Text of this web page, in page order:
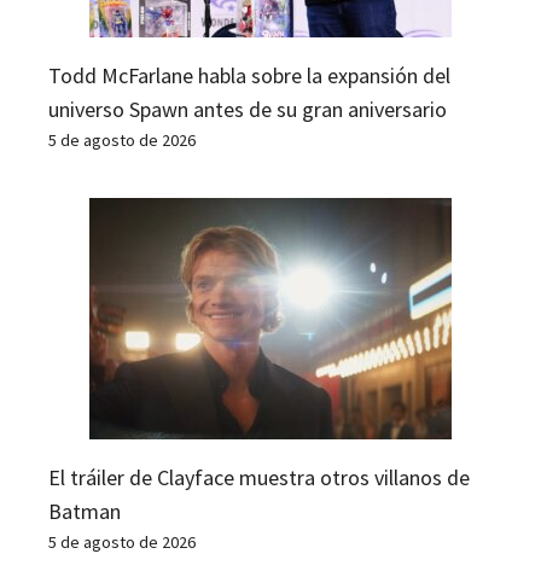
Todd McFarlane habla sobre la expansión del
universo Spawn antes de su gran aniversario
5 de agosto de 2026
El tráiler de Clayface muestra otros villanos de
Batman
5 de agosto de 2026